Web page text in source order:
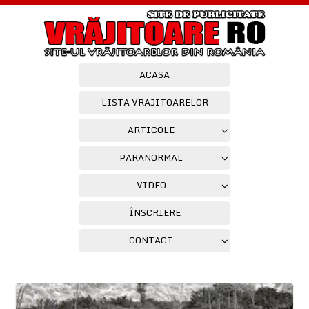
ACASA
LISTA VRAJITOARELOR
ARTICOLE
PARANORMAL
VIDEO
ÎNSCRIERE
CONTACT